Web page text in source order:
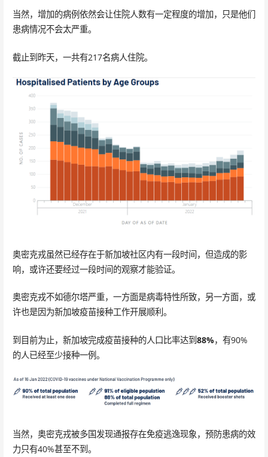
当然，增加的病例依然会让住院人数有一定程度的增加，只是他们
患病情况不会太严重。
截止到昨天，一共有217名病人住院。
奥密克戎虽然已经存在于新加坡社区内有一段时间，但造成的影
响，或许还要经过一段时间的观察才能验证。
奥密克戎不如德尔塔严重，一方面是病毒特性所致，另一方面，或
许也是因为新加坡疫苗接种工作开展顺利。
到目前为止，新加坡完成疫苗接种的人口比率达到88%，有90%
的人已经至少接种一例。
当然，奥密克戎被多国发现通报存在免疫逃逸现象，预防患病的效
力只有40%甚至不到。